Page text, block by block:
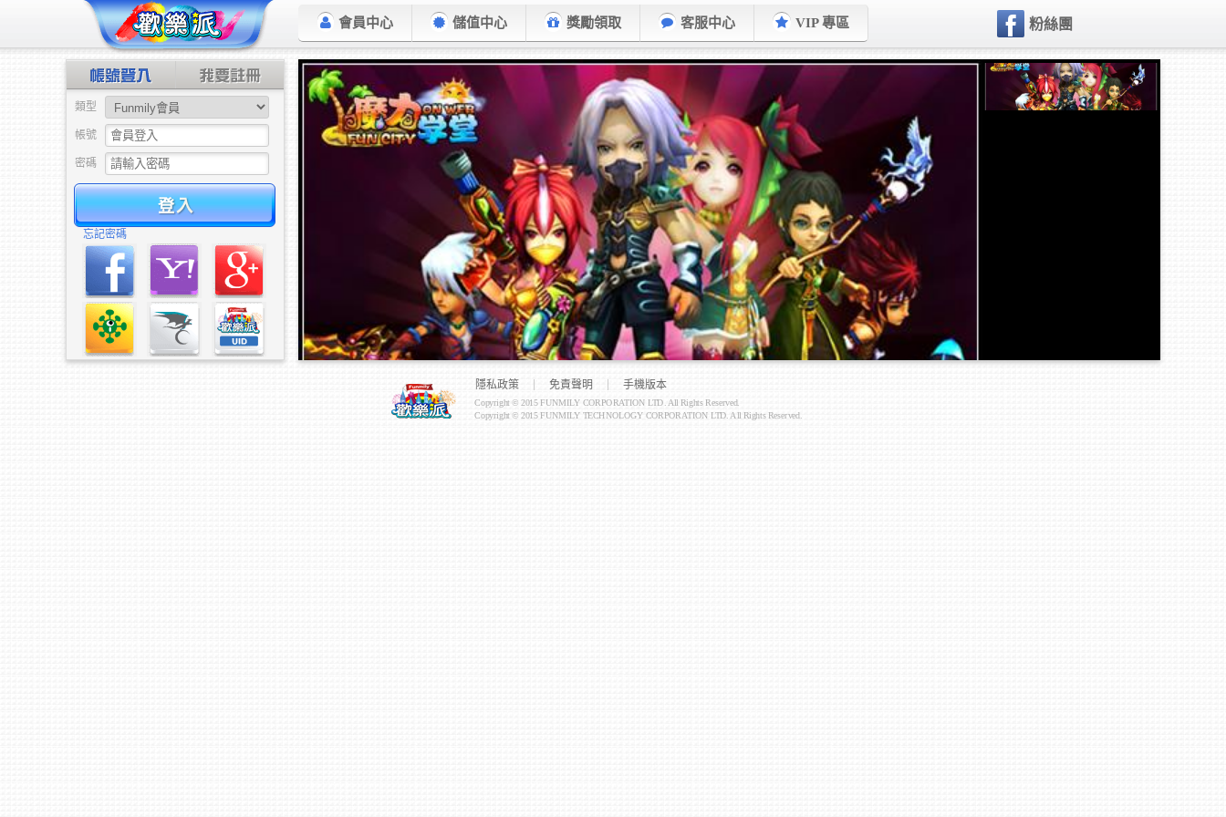
會員中心 儲值中心 獎勵領取 客服中心 VIP 專區 粉絲團
類型
帳號
密碼
驗證
忘記密碼
一個 funmily 帳號，免費暢完所
有遊戲！
隱私政策 免責聲明 手機版本
Copyright © 2015 FUNMILY CORPORATION LTD. All Rights Reserved.
Copyright © 2015 FUNMILY TECHNOLOGY CORPORATION LTD. All Rights Reserved.